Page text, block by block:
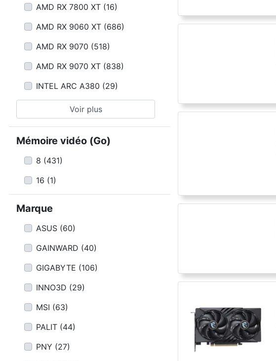
AMD RX 7800 XT (16)
AMD RX 9060 XT (686)
AMD RX 9070 (518)
AMD RX 9070 XT (838)
INTEL ARC A380 (29)
Voir plus
Mémoire vidéo (Go)
8 (431)
16 (1)
Marque
ASUS (60)
GAINWARD (40)
GIGABYTE (106)
INNO3D (29)
MSI (63)
PALIT (44)
PNY (27)